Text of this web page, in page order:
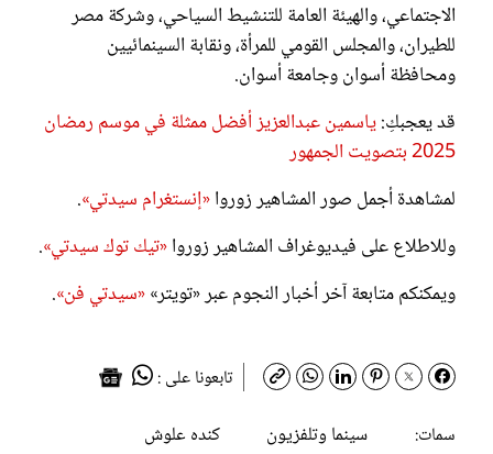
الاجتماعي، والهيئة العامة للتنشيط السياحي، وشركة مصر
للطيران، والمجلس القومي للمرأة، ونقابة السينمائيين
ومحافظة أسوان وجامعة أسوان.
قد يعجبكِ:ياسمين عبدالعزيز أفضل ممثلة في موسم رمضان
2025 بتصويت الجمهور
لمشاهدة أجمل صور المشاهير زوروا«إنستغرام سيدتي».
وللاطلاع على فيديوغراف المشاهير زوروا«تيك توك سيدتي».
ويمكنكم متابعة آخر أخبار النجوم عبر «تويتر»«سيدتي فن».
تابعونا على :
سمات:
سينما وتلفزيون
كنده علوش